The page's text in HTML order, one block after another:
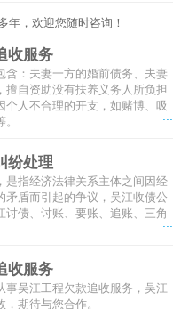
年，欢迎您随时咨询！
收服务
含：夫妻一方的婚前债务、夫妻
擅自资助没有扶养义务人所负担
个人不合理的开支，如赌博、吸
纷处理
是指经济法律关系主体之间因经
矛盾而引起的争议，吴江收债公
讨债、讨账、要账、追账、三角
...
收服务
事吴江工程欠款追收服务，吴江
期待与您合作。